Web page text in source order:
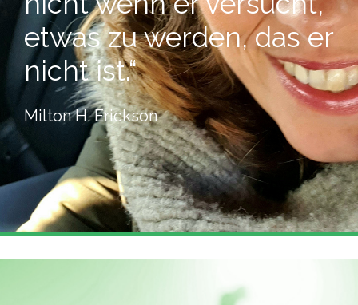
etwas zu werden, das er
nicht ist.“
Milton H. Erickson